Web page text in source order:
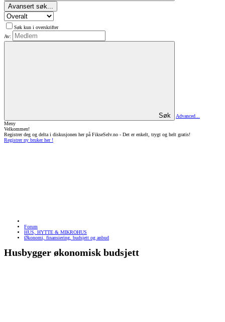
Avansert søk...
Søk kun i overskrifter
Av:
Søk
Advanced...
Meny
Velkommen!
Registrer deg og delta i diskusjonen her på FikseSelv.no - Det er enkelt, trygt og helt gratis!
Registrer ny bruker her !
Forum
HUS, HYTTE & MIKROHUS
Økonomi, finansiering, budsjett og anbud
Husbygger økonomisk budsjett